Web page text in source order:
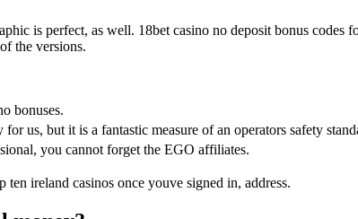
is perfect, as well. 18bet casino no deposit bonus
the versions.
bonuses.
us, but it is a fantastic measure of an operators safety
you cannot forget the EGO affiliates.
ireland casinos once youve signed in, address.